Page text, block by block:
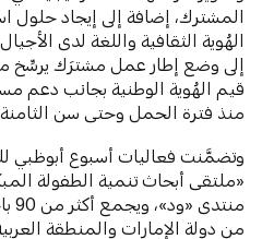
المشترك، إضافة إلى إيجاد حلول
الهُوية الثقافية واللغة لدى
إلى وضع إطار عمل مشترَك يرسِّخ
قيم الهُوية الوطنية بجانب دعم
منذ فترة الحمل وحتى سن الثامنة.
وتضمَّنت فعاليات أسبوع أبوظبي
«ملتقى أبحاث تنمية الطفولة